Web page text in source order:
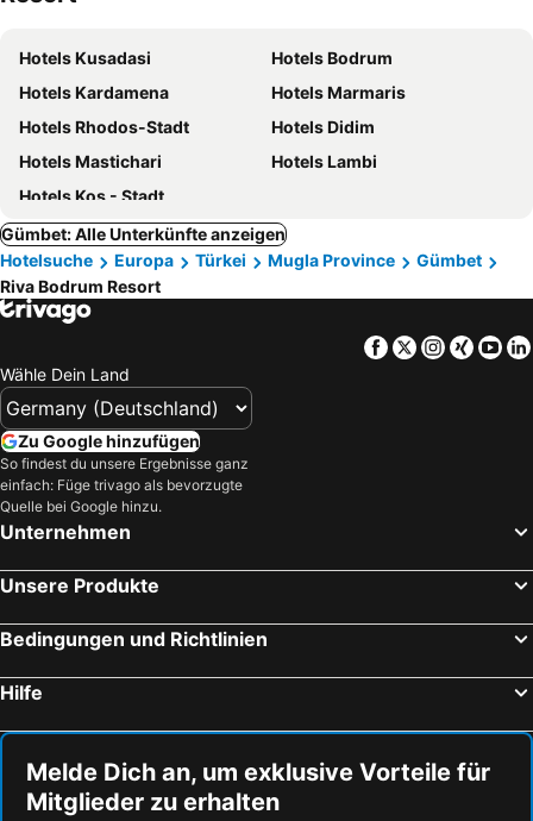
Hotels Kusadasi
Hotels Bodrum
Hotels Kardamena
Hotels Marmaris
Hotels Rhodos-Stadt
Hotels Didim
Hotels Mastichari
Hotels Lambi
Hotels Kos - Stadt
Gümbet: Alle Unterkünfte anzeigen
Hotelsuche
Europa Türkei Mugla Province
Gümbet
Riva Bodrum Resort
Facebook
TwitterXing
Wähle Dein Land
Zu Google hinzufügen
So findest du unsere Ergebnisse ganz
einfach: Füge trivago als bevorzugte
Quelle bei Google hinzu.
Unternehmen
Unsere Produkte
Bedingungen und Richtlinien
Hilfe
Melde Dich an, um exklusive Vorteile für
Mitglieder zu erhalten